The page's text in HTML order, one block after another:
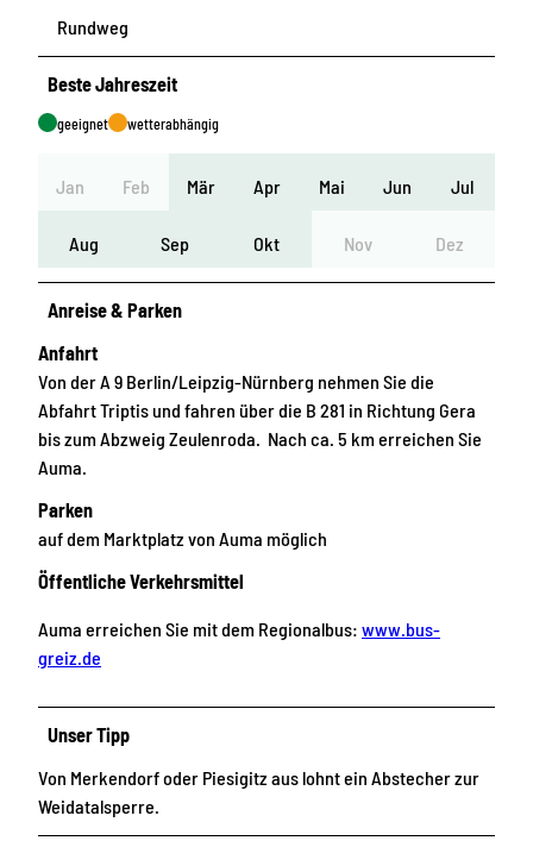
Rundweg
Beste Jahreszeit
geeignet wetterabhängig
Jan Feb Mär Apr Mai Jun Jul
Aug Sep Okt Nov Dez
Anreise & Parken
Anfahrt
Von der A 9 Berlin/Leipzig-Nürnberg nehmen Sie die
Abfahrt Triptis und fahren über die B 281 in Richtung Gera
bis zum Abzweig Zeulenroda. Nach ca. 5 km erreichen Sie
Auma.
Parken
auf dem Marktplatz von Auma möglich
Öffentliche Verkehrsmittel
Auma erreichen Sie mit dem Regionalbus: www.bus-
greiz.de
Unser Tipp
Von Merkendorf oder Piesigitz aus lohnt ein Abstecher zur
Weidatalsperre.